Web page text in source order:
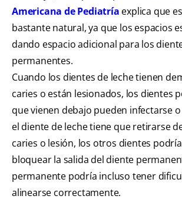
Americana de Pediatría explica que
bastante natural, ya que los espacios
dando espacio adicional para los
permanentes.
Cuando los dientes de leche tienen
caries o están lesionados, los dientes
que vienen debajo pueden infectarse o
el diente de leche tiene que retirarse
caries o lesión, los otros dientes
bloquear la salida del diente
permanente podría incluso tener
alinearse correctamente.